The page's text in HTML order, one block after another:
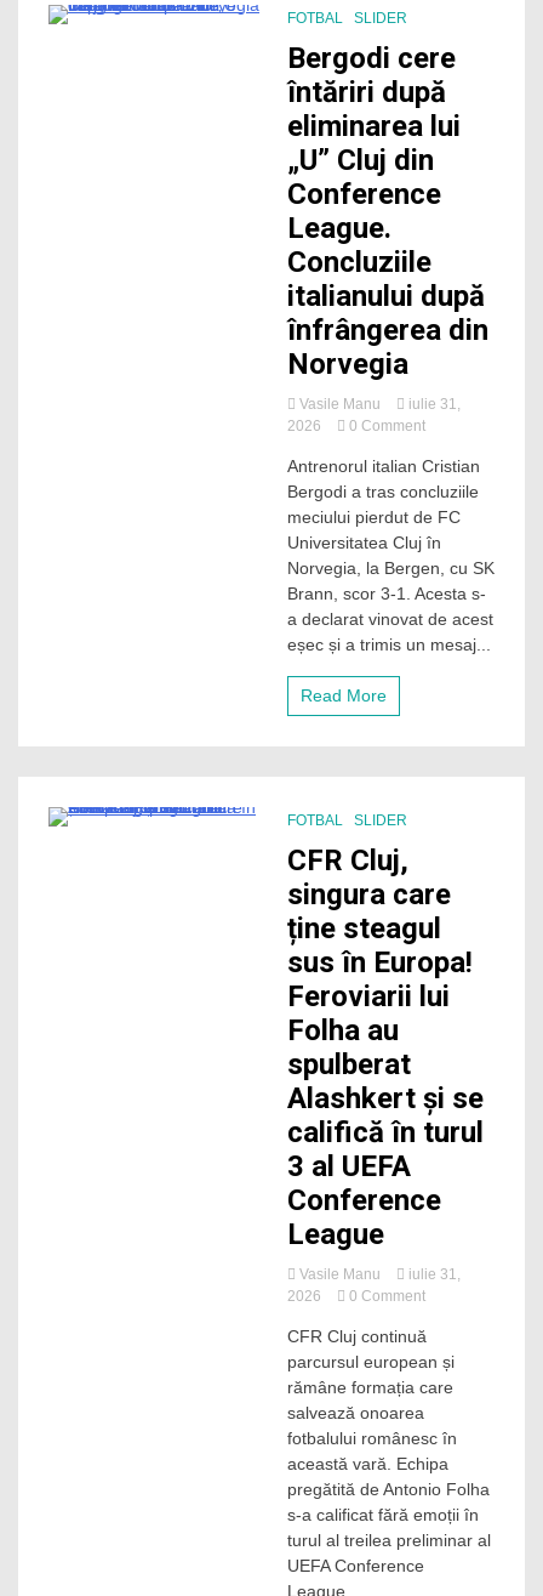
FOTBAL SLIDER
Bergodi cere
întăriri după
eliminarea lui
„U” Cluj din
Conference
League.
Concluziile
italianului după
înfrângerea din
Norvegia
Vasile Manu
iulie 31,
2026
0 Commenton
cere
întăriri
după
eliminarea
„U”
Cluj
din
Conference
Antrenorul italian Cristian
Bergodi a tras concluziile
meciului pierdut de FC
Universitatea Cluj în
Norvegia, la Bergen, cu SK
Brann, scor 3-1. Acesta s-
a declarat vinovat de acest
eșec și a trimis un mesaj...
Read More
FOTBAL SLIDER
CFR Cluj,
singura care
ține steagul
sus în Europa!
Feroviarii lui
Folha au
spulberat
Alashkert și se
califică în turul
3 al UEFA
Conference
League
Vasile Manu
iulie 31,
2026
0 Commenton
Cluj,
singura
care
sus
în
Europa!
Feroviarii
lui
CFR Cluj continuă
parcursul european și
rămâne formația care
salvează onoarea
fotbalului românesc în
această vară. Echipa
pregătită de Antonio Folha
s-a calificat fără emoții în
turul al treilea preliminar al
UEFA Conference
League,...